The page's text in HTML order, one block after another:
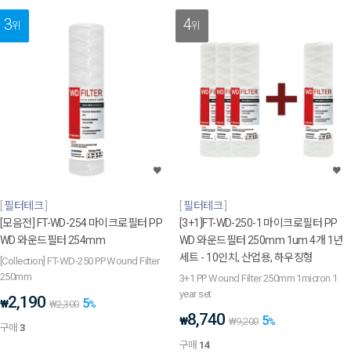
3위
필터테크
[모음전] FT-WD-254 마이크로필터 PP
WD 와운드필터 254mm
[Collection] FT-WD-250 PP Wound Filter
250mm
₩2,190 ₩2,300 5%
구매3
4위
필터테크
[3+1]FT-WD-250-1 마이크로필터 PP
WD 와운드필터 250mm 1um 4개 1년
세트 - 10인치, 산업용, 하우징형
3+1 PP Wound Filter 250mm 1micron 1
year set
₩8,740 ₩9,200 5%
구매 14